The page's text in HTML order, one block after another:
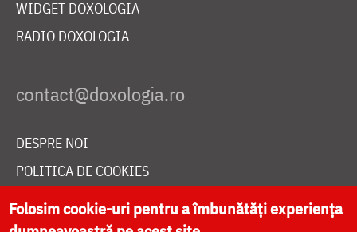
WIDGET DOXOLOGIA
RADIO DOXOLOGIA
DESPRE NOI
POLITICA DE COOKIES
DONEAZĂ ONLINE PENTRU CATEDRALA NAȚIONALĂ
Folosim cookie-uri pentru a îmbunătăți experiența